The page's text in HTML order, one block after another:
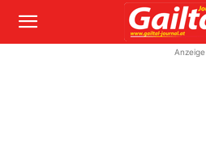
Anzeige